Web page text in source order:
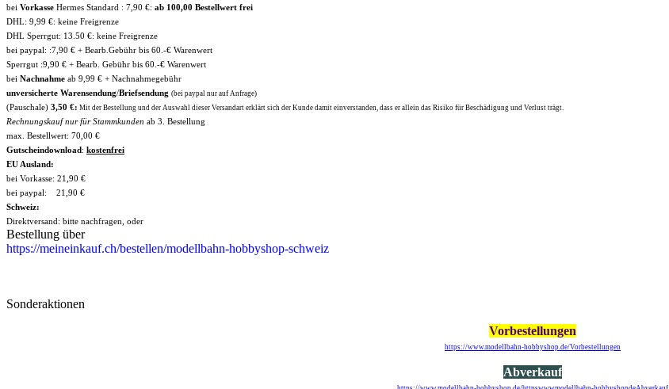
bei Vorkasse Hermes Standard : 7,90 €: ab 100,00 Bestellwert frei
DHL: 9,99 €: keine Freigrenze
DHL Sperrgut: 13.50 €: keine Freigrenze
bei paypal: :7,90 € + Bearb.Gebühr bis 60.-€ Warenwert
Sperrgut :9,90 € + Bearb. Gebühr bis 60.-€ Warenwert
bei Nachnahme ab 9,99 € + Nachnahmegebühr
unversicherte Warensendung/Briefsendung (bei paypal nur auf Anfrage)
(Pauschale) 3,50 €: Mit der Bestellung und der Auswahl dieser Versandart erklärt sich der Kunde damit einverstanden, dass er allein das Risiko für Beschädigung und Verlust trägt.
Rechnungskauf nur für Stammkunden ab 3. Bestellung
max. Bestellwert: 70,00 €
Gutscheindownload: kostenfrei
EU Ausland:
bei Vorkasse: 21,90 €
bei paypal: 21,90 €
Schweiz:
Direktversand: bitte nachfragen, oder
Bestellung über
https://meineinkauf.ch/bestellen/modellbahn-hobbyshop-schweiz
Sonderaktionen
Vorbestellungen
https://www.modellbahn-hobbyshop.de/Vorbestellungen
Abverkauf